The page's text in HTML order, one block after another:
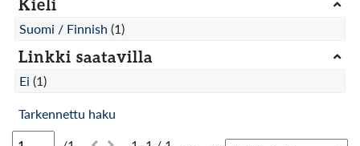
Kieli
Suomi / Finnish (1)
Linkki saatavilla
Ei (1)
Tarkennettu haku